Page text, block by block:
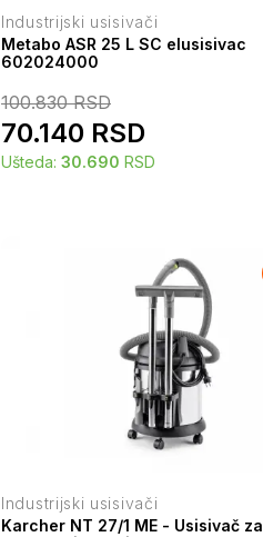
Industrijski usisivači
Metabo ASR 25 L SC elusisivac
602024000
100.830RSD
70.140 RSD
Ušteda: 30.690 RSD
Industrijski usisivači
Karcher NT 27/1 ME - Usisivač